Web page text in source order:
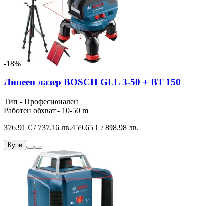
-18%
Линеен лазер BOSCH GLL 3-50 + BT 150
Тип - Професионален
Работен обхват - 10-50 m
376.91 € / 737.16 лв.459.65 € / 898.98 лв.
Купи